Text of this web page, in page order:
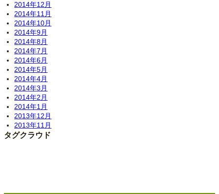
2014年12月
2014年11月
2014年10月
2014年9月
2014年8月
2014年7月
2014年6月
2014年5月
2014年4月
2014年3月
2014年2月
2014年1月
2013年12月
2013年11月
タグクラウド